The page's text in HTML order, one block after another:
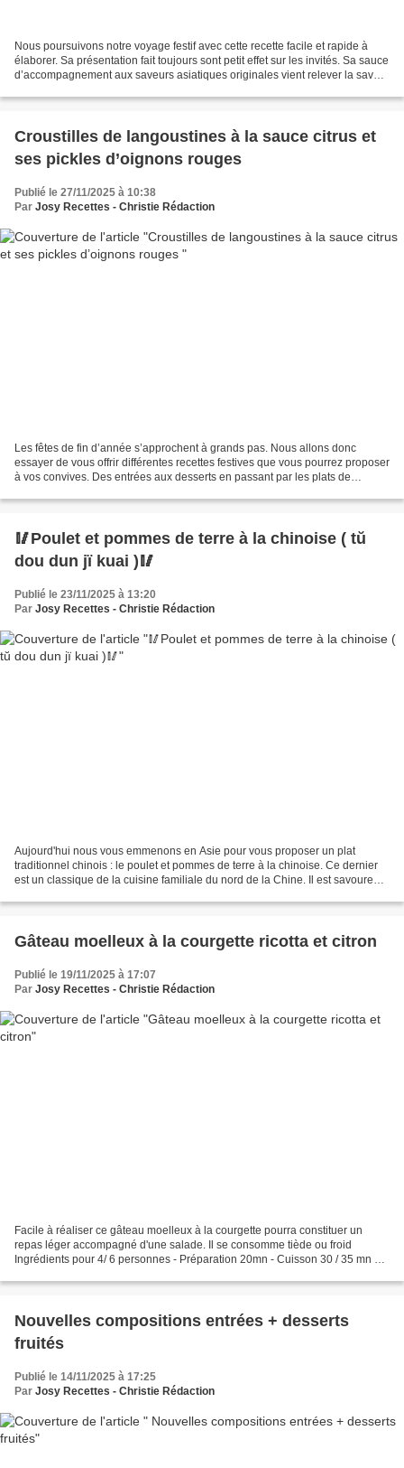
Nous poursuivons notre voyage festif avec cette recette facile et rapide à
élaborer. Sa présentation fait toujours sont petit effet sur les invités. Sa sauce
d’accompagnement aux saveurs asiatiques originales vient relever la saveur
Croustilles de langoustines à la sauce citrus et
ses pickles d’oignons rouges
Publié le 27/11/2025 à 10:38
Par Josy Recettes - Christie Rédaction
Les fêtes de fin d’année s’approchent à grands pas. Nous allons donc
essayer de vous offrir différentes recettes festives que vous pourrez proposer
à vos convives. Des entrées aux desserts en passant par les plats de
🥢Poulet et pommes de terre à la chinoise ( tŭ
dou dun jï kuai )🥢
Publié le 23/11/2025 à 13:20
Par Josy Recettes - Christie Rédaction
Aujourd'hui nous vous emmenons en Asie pour vous proposer un plat
traditionnel chinois : le poulet et pommes de terre à la chinoise. Ce dernier
est un classique de la cuisine familiale du nord de la Chine. Il est savoureux
Gâteau moelleux à la courgette ricotta et citron
Publié le 19/11/2025 à 17:07
Par Josy Recettes - Christie Rédaction
Facile à réaliser ce gâteau moelleux à la courgette pourra constituer un
repas léger accompagné d'une salade. Il se consomme tiède ou froid
Ingrédients pour 4/ 6 personnes - Préparation 20mn - Cuisson 30 / 35 mn 1 -
Nouvelles compositions entrées + desserts
fruités
Publié le 14/11/2025 à 17:25
Par Josy Recettes - Christie Rédaction